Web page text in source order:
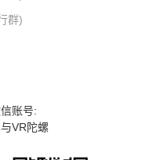
群)
账号:
VR陀螺